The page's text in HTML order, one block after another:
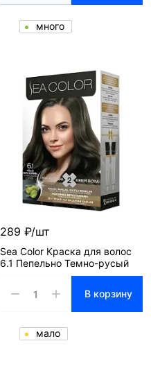
много
289 ₽/шт
Sea Color Краска для волос
6.1 Пепельно Темно-русый
В корзину
мало